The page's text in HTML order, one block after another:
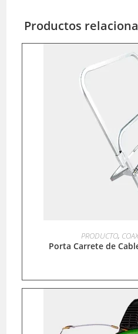
Productos
LEER
PRODUCTO,
Porta Carrete de